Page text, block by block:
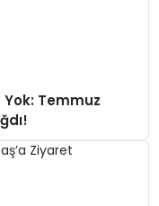
Yok: Temmuz